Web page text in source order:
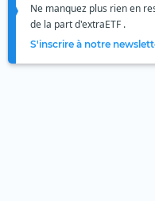
Ne manquez plus rien en
de la part d'extraETF .
S'inscrire à notre